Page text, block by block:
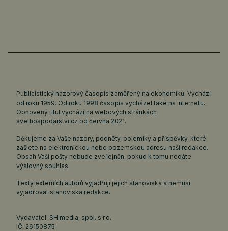
Publicistický názorový časopis zaměřený na ekonomiku. Vychází
od roku 1959. Od roku 1998 časopis vycházel také na internetu.
Obnovený titul vychází na webových stránkách
svethospodarstvi.cz od června 2021.
Děkujeme za Vaše názory, podněty, polemiky a příspěvky, které
zašlete na elektronickou nebo pozemskou adresu naší redakce.
Obsah Vaší pošty nebude zveřejněn, pokud k tomu nedáte
výslovný souhlas.
Texty externích autorů vyjadřují jejich stanoviska a nemusí
vyjadřovat stanoviska redakce.
Vydavatel: SH media, spol. s r.o.
IČ: 26150875